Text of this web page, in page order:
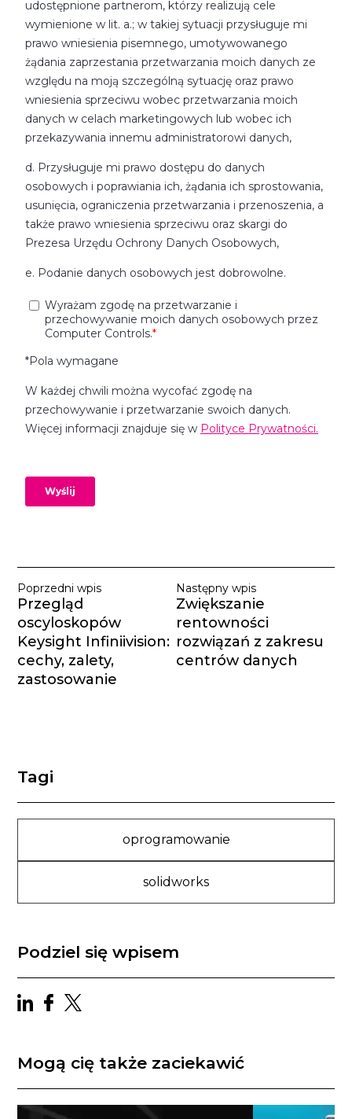
Poprzedni wpis
Przegląd
oscyloskopów
Keysight Infiniivision:
cechy, zalety,
zastosowanie
Następny wpis
Zwiększanie
rentowności
rozwiązań z zakresu
centrów danych
Tagi
oprogramowanie
solidworks
Podziel się wpisem
Mogą cię także zaciekawić